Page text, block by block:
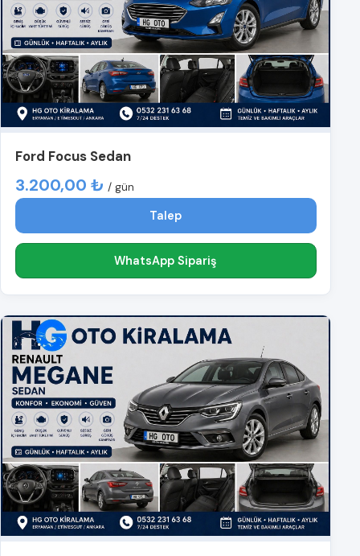
Ford Focus Sedan
3.200,00 ₺ / gün
Talep
WhatsApp Sipariş